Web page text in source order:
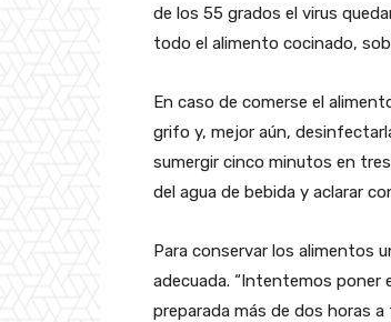
de los 55 grados el virus
todo el alimento cocinado,
En caso de comerse el
grifo y, mejor aún,
sumergir cinco minutos en
del agua de bebida y aclarar
Para conservar los alimentos
adecuada. “Intentemos poner
preparada más de dos horas